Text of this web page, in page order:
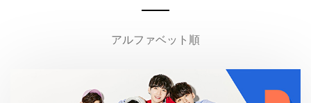
アルファベット順